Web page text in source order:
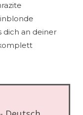
dich an deiner